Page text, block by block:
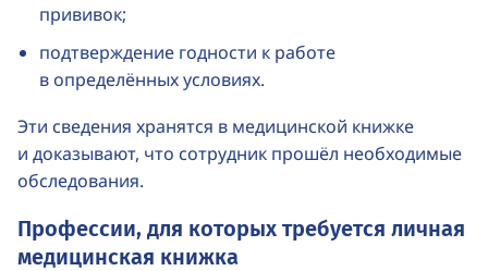
прививок;
подтверждение годности к работе
в определённых условиях.
Эти сведения хранятся в медицинской книжке
и доказывают, что сотрудник прошёл необходимые
обследования.
Профессии, для которых требуется личная
медицинская книжка